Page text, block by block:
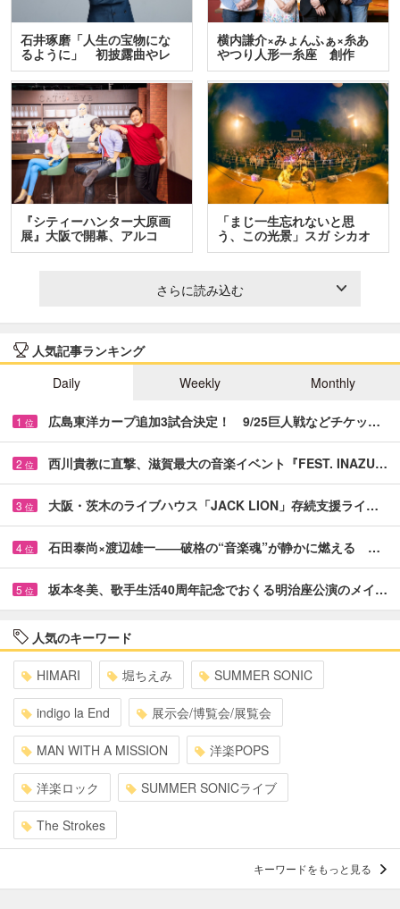
石井琢磨「人生の宝物にな
るように」 初披露曲やレ
ア…
横内謙介×みょんふぁ×糸あ
やつり人形一糸座 創作
人…
『シティーハンター大原画
展』大阪で開幕、アルコ
＆…
「まじ一生忘れないと思
う、この光景」スガ シカオ
と…
さらに読み込む
人気記事ランキング
Daily
Weekly Monthly
1 位 広島東洋カープ追加3試合決定！ 9/25巨人戦などチケッ…
2 位 西川貴教に直撃、滋賀最大の音楽イベント『FEST. INAZU…
3 位 大阪・茨木のライブハウス「JACK LION」存続支援ライ…
4 位 石田泰尚×渡辺雄一――破格の“音楽魂”が静かに燃える …
5 位 坂本冬美、歌手生活40周年記念でおくる明治座公演のメイ…
人気のキーワード
HIMARI 堀ちえみ SUMMER SONIC
indigo la End 展示会/博覧会/展覧会
MAN WITH A MISSION 洋楽POPS
洋楽ロック SUMMER SONICライブ
The Strokes
キーワードをもっと見る